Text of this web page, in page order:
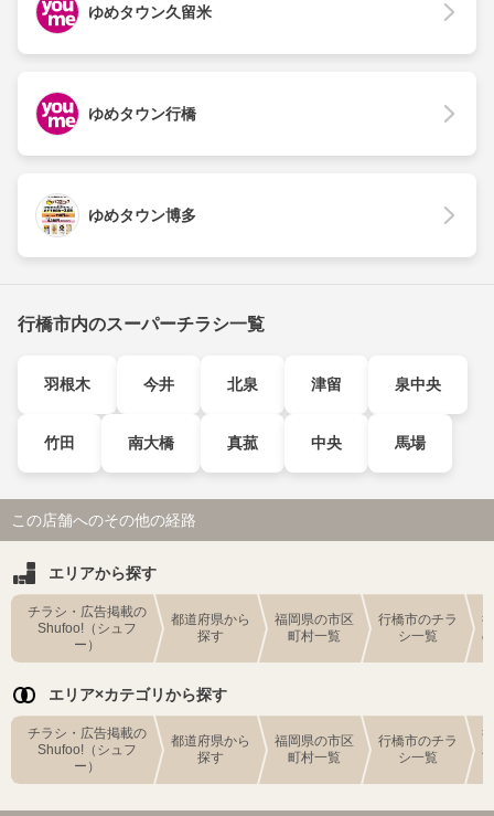
ゆめタウン久留米
ゆめタウン行橋
ゆめタウン博多
行橋市内のスーパーチラシ一覧
羽根木 今井 北泉 津留 泉中央
竹田 南大橋 真菰 中央 馬場
この店舗へのその他の経路
エリアから探す
チラシ・広告掲載の
Shufoo!（シュフ
ー）
都道府県から
探す
福岡県の市区
町村一覧
行橋市のチラ
シ一覧
エリア×カテゴリから探す
チラシ・広告掲載の
Shufoo!（シュフ
ー）
都道府県から
探す
福岡県の市区
町村一覧
行橋市のチラ
シ一覧